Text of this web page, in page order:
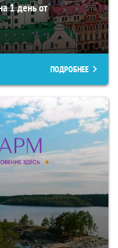
1 день от
ПОДРОБНЕЕ